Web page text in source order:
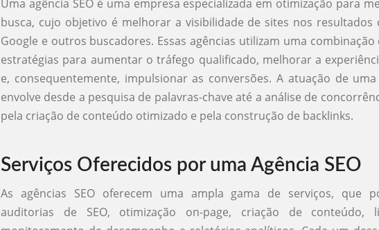
Uma agência SEO é uma empresa especializada em otimização para
busca, cujo objetivo é melhorar a visibilidade de sites nos resultados
Google e outros buscadores. Essas agências utilizam uma combinação
estratégias para aumentar o tráfego qualificado, melhorar a
e, consequentemente, impulsionar as conversões. A atuação de uma
envolve desde a pesquisa de palavras-chave até a análise de
pela criação de conteúdo otimizado e pela construção de backlinks.
Serviços Oferecidos por uma Agência SEO
As agências SEO oferecem uma ampla gama de serviços, que
auditorias de SEO, otimização on-page, criação de conteúdo,